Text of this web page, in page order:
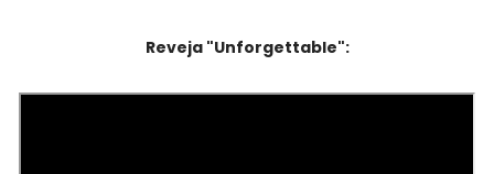
Reveja "Unforgettable":